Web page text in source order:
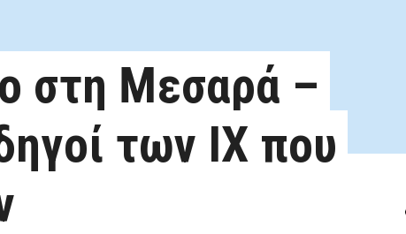
στη Μεσαρά –
των ΙΧ που